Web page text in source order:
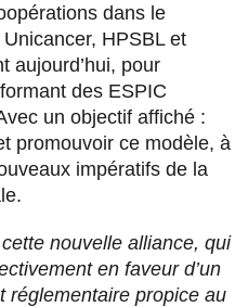
dans le
HPSBL et
aujourd’hui, pour
des ESPIC
un objectif affiché :
promouvoir ce modèle, à
impératifs de la
nouvelle alliance, qui
en faveur d’un
réglementaire propice au